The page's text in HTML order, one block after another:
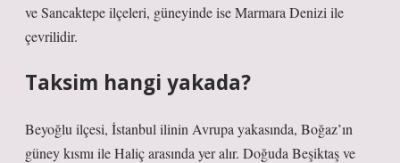
ve Sancaktepe ilçeleri, güneyinde ise Marmara Denizi ile
çevrilidir.
Taksim hangi yakada?
Beyoğlu ilçesi, İstanbul ilinin Avrupa yakasında, Boğaz’ın
güney kısmı ile Haliç arasında yer alır. Doğuda Beşiktaş ve